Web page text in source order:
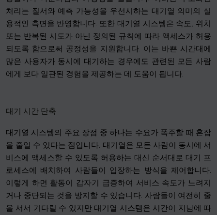
처리는 질서와 예측 가능성을 우선시하는 대기열 의미의 실
용적인 측면을 반영합니다. 또한 대기열 시스템은 속도, 위치
또는 반복된 시도가 아닌 정의된 규칙에 따라 액세스가 허용
되도록 함으로써 공정성을 지원합니다. 이는 바쁜 시간대에
많은 사용자가 동시에 대기하는 경우에도 관련된 모든 사람
에게 보다 일관된 경험을 제공하는 데 도움이 됩니다.
대기 시간 단축
대기열 시스템의 주요 장점 중 하나는 수요가 폭주할 때 혼잡
을 줄일 수 있다는 점입니다. 대기열은 모든 사람이 동시에 서
비스에 액세스할 수 있도록 허용하는 대신 순서대로 대기 프
로세스에 배치하여 사람들이 입장하는 방식을 제어합니다.
이렇게 하면 활동이 갑자기 급증하여 서비스 속도가 느려지
거나 중단되는 것을 방지할 수 있습니다. 사람들이 여전히 줄
을 서서 기다릴 수 있지만 대기열 시스템은 시간이 지남에 따